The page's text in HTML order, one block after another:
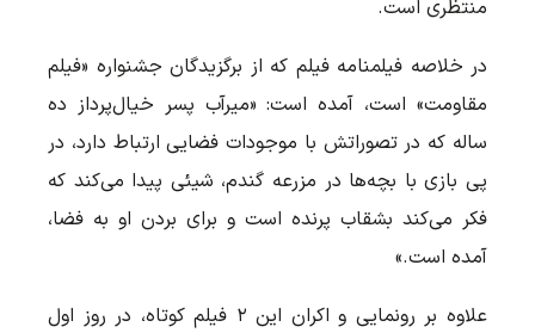
منتظری است.
در خلاصه فیلمنامه فیلم که از برگزیدگان جشنواره «فیلم‌
مقاومت» است، آمده است: «میرآب پسر خیال‌پرداز ده
ساله که در تصوراتش با موجودات فضایی ارتباط دارد، در
پی بازی با بچه‌ها در مزرعه گندم، شیئی پیدا می‌کند که
فکر می‌کند بشقاب پرنده است و برای بردن او به فضا،
آمده است.»
علاوه بر رونمایی و اکران این ۲ فیلم کوتاه، در روز اول